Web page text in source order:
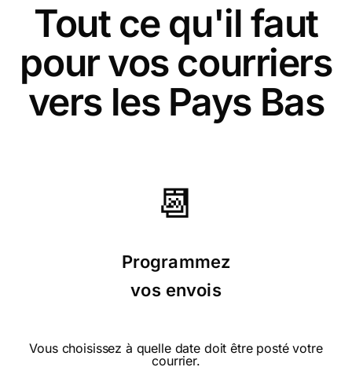
Tout ce qu'il faut
pour vos courriers
vers les Pays Bas
📆
Programmez
vos envois
Vous choisissez à quelle date doit être posté votre
courrier.